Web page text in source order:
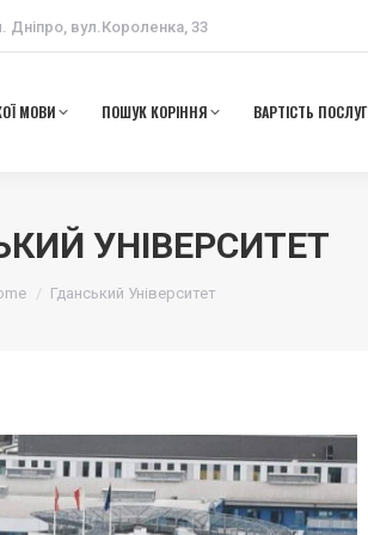
Дніпро, вул.Короленка, 33
МОВИ ПОШУК КОРІННЯ ВАРТІСТЬ ПОСЛУГ
УНІВЕРСИТЕТ
тут:Гданський Університет